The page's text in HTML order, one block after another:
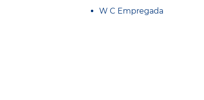
W C Empregada